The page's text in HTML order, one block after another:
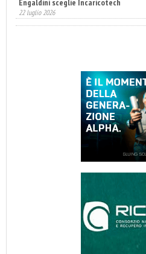
Annunciati i finalisti dei Diamonds
14 luglio 2026